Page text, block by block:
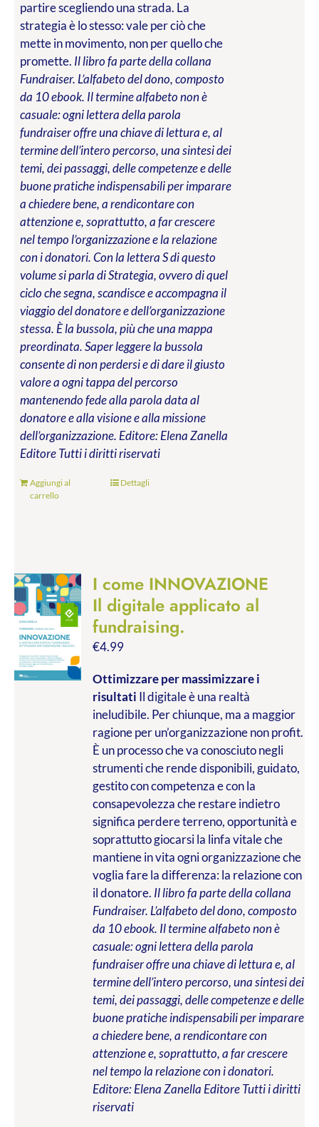
partire scegliendo una strada. La
strategia è lo stesso: vale per ciò che
mette in movimento, non per quello che
promette. Il libro fa parte della collana
Fundraiser. L’alfabeto del dono, composto
da 10 ebook. Il termine alfabeto non è
casuale: ogni lettera della parola
fundraiser offre una chiave di lettura e, al
termine dell’intero percorso, una sintesi dei
temi, dei passaggi, delle competenze e delle
buone pratiche indispensabili per imparare
a chiedere bene, a rendicontare con
attenzione e, soprattutto, a far crescere
nel tempo l’organizzazione e la relazione
con i donatori. Con la lettera S di questo
volume si parla di Strategia, ovvero di quel
ciclo che segna, scandisce e accompagna il
viaggio del donatore e dell’organizzazione
stessa. È la bussola, più che una mappa
preordinata. Saper leggere la bussola
consente di non perdersi e di dare il giusto
valore a ogni tappa del percorso
mantenendo fede alla parola data al
donatore e alla visione e alla missione
dell’organizzazione. Editore: Elena Zanella
EditoreTutti i diritti riservati
Aggiungi al
carrello
Dettagli
I come INNOVAZIONE
Il digitale applicato al
fundraising.
€4.99
Ottimizzare per massimizzare i
risultati Il digitale è una realtà
ineludibile. Per chiunque, ma a maggior
ragione per un’organizzazione non profit.
È un processo che va conosciuto negli
strumenti che rende disponibili, guidato,
gestito con competenza e con la
consapevolezza che restare indietro
significa perdere terreno, opportunità e
soprattutto giocarsi la linfa vitale che
mantiene in vita ogni organizzazione che
voglia fare la differenza: la relazione con
il donatore. Il libro fa parte della collana
Fundraiser. L’alfabeto del dono, composto
da 10 ebook. Il termine alfabeto non è
casuale: ogni lettera della parola
fundraiser offre una chiave di lettura e, al
termine dell’intero percorso, una sintesi dei
temi, dei passaggi, delle competenze e delle
buone pratiche indispensabili per imparare
a chiedere bene, a rendicontare con
attenzione e, soprattutto, a far crescere
nel tempo la relazione con i donatori.
Editore: Elena Zanella EditoreTutti i diritti
riservati